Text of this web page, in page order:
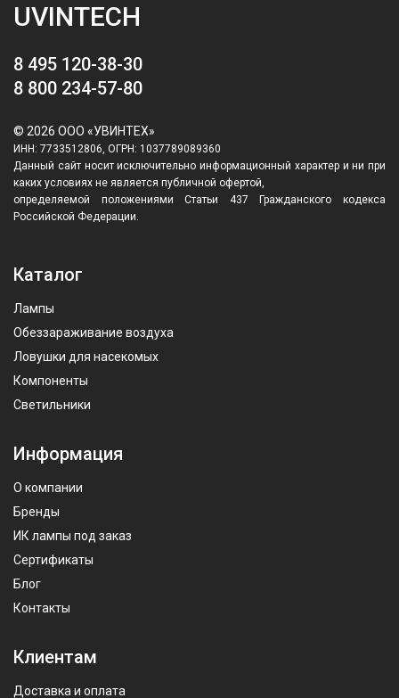
UVINTECH
8 495 120-38-30
8 800 234-57-80
© 2026 ООО «УВИНТЕХ»
ИНН: 7733512806, ОГРН: 1037789089360
Данный сайт носит исключительно информационный характер и ни при
каких условиях не является публичной офертой,
определяемой положениями Статьи 437 Гражданского кодекса
Российской Федерации.
Каталог
Лампы
Обеззараживание воздуха
Ловушки для насекомых
Компоненты
Светильники
Информация
О компании
Бренды
ИК лампы под заказ
Сертификаты
Блог
Контакты
Клиентам
Доставка и оплата